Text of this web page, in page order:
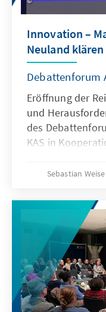
Innovation –
Neuland klären
Debattenforum
Eröffnung der
und
des
KAS in
Wissenschaften.
Sebastian Weise